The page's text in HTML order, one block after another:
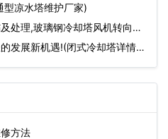
型凉水塔维护厂家)
处理,玻璃钢冷却塔风机转向…
发展新机遇!(闭式冷却塔详情)
方法